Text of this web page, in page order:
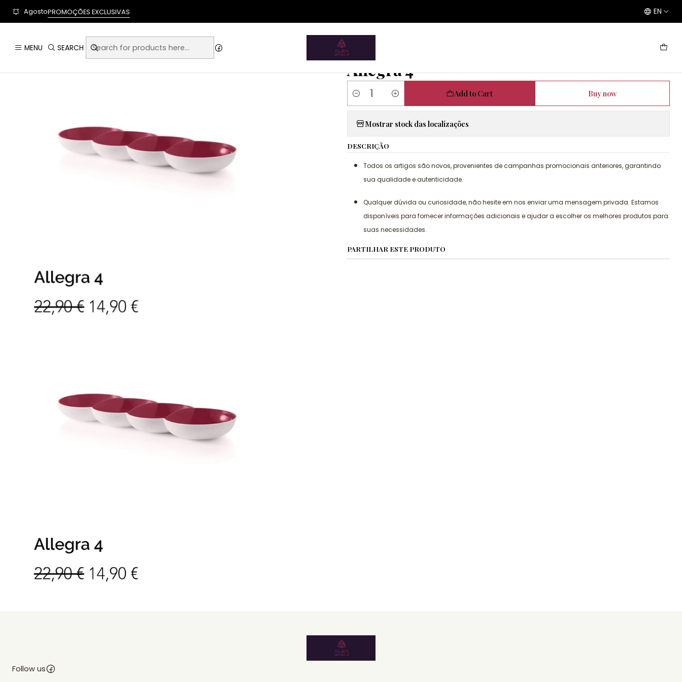
User-agent: * Allow: / Sitemap: https://www.auraemporium.pt/sitemap.xml
MENU SEARCH
AgostoPROMOÇÕES EXCLUSIVAS
EN
Home
Tupperware Allegra 4
|
Allegra 4
Quantity
Add to Cart Buy now
Mostrar stock das localizações
DESCRIÇÃO
Todos os artigos são novos, provenientes de campanhas promocionais anteriores, garantindo
sua qualidade e autenticidade.
Qualquer dúvida ou curiosidade, não hesite em nos enviar uma mensagem privada. Estamos
disponíveis para fornecer informações adicionais e ajudar a escolher os melhores produtos para
suas necessidades.
PARTILHAR ESTE PRODUTO
Follow us